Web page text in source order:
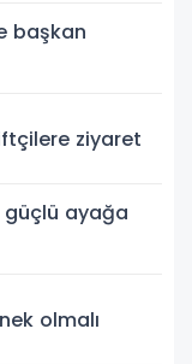
başkan
ziyaret
güçlü ayağa
olmalı